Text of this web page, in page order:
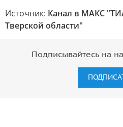
Источник: Канал в МАКС
Тверской области"
Подписывайтесь на